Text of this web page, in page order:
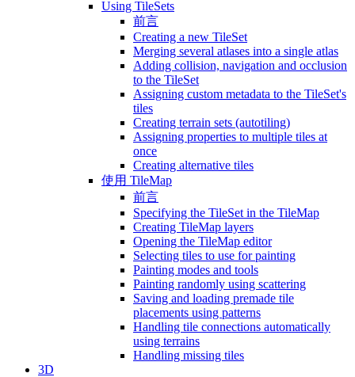
Using TileSets
前言
Creating a new TileSet
Merging several atlases into a single atlas
Adding collision, navigation and occlusion
to the TileSet
Assigning custom metadata to the TileSet's
tiles
Creating terrain sets (autotiling)
Assigning properties to multiple tiles at
once
Creating alternative tiles
使用 TileMap
前言
Specifying the TileSet in the TileMap
Creating TileMap layers
Opening the TileMap editor
Selecting tiles to use for painting
Painting modes and tools
Painting randomly using scattering
Saving and loading premade tile
placements using patterns
Handling tile connections automatically
using terrains
Handling missing tiles
3D